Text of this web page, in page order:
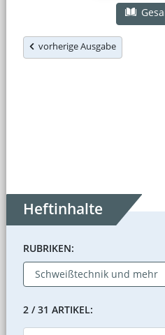
vorherige Ausgabe
Heftinhalte
RUBRIKEN:
2 / 31 ARTIKEL: